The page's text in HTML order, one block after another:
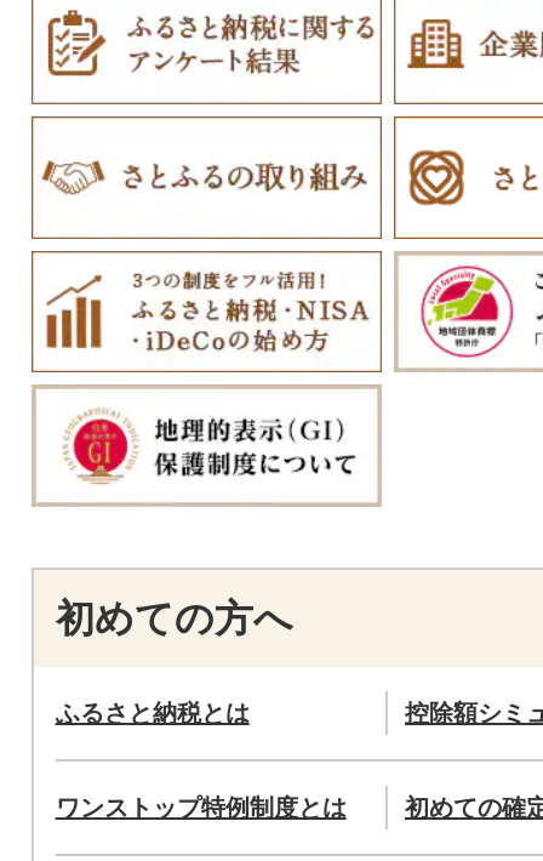
初めての方へ
ふるさと納税とは 控除額シミ
ワンストップ特例制度とは 初めての確